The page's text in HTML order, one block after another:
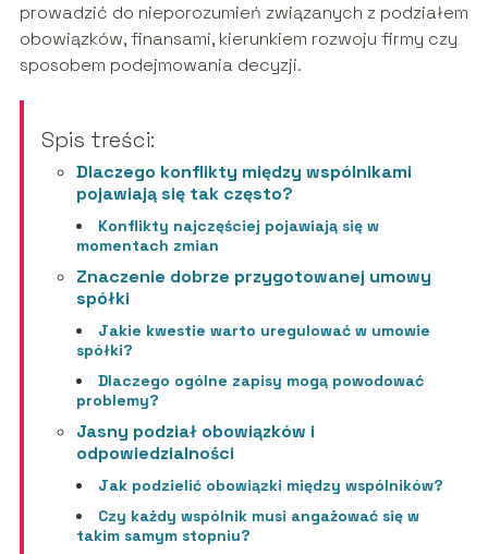
prowadzić do nieporozumień związanych z podziałem
obowiązków, finansami, kierunkiem rozwoju firmy czy
sposobem podejmowania decyzji.
Spis treści:
Dlaczego konflikty między wspólnikami
pojawiają się tak często?
Konflikty najczęściej pojawiają się w
momentach zmian
Znaczenie dobrze przygotowanej umowy
spółki
Jakie kwestie warto uregulować w umowie
spółki?
Dlaczego ogólne zapisy mogą powodować
problemy?
Jasny podział obowiązków i
odpowiedzialności
Jak podzielić obowiązki między wspólników?
Czy każdy wspólnik musi angażować się w
takim samym stopniu?